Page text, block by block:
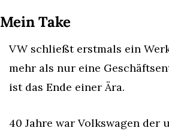
Mein Take
VW schließt erstmals ein
mehr als nur eine
ist das Ende einer Ära.
40 Jahre war Volkswagen der